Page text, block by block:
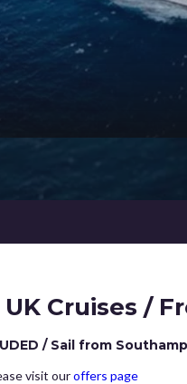
Cruises /
/ Sail from
visit ouroffers page